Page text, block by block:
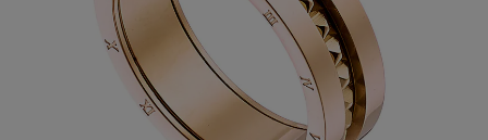
LOG IN
CREATE AN ACCOUNT